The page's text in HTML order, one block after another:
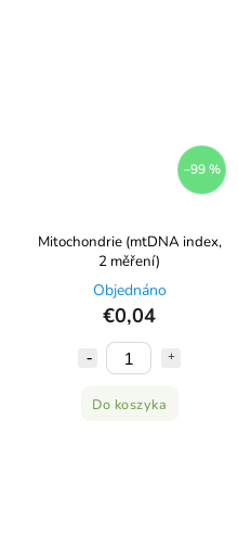
–99 %
Mitochondrie (mtDNA index,
2 měření)
Objednáno
€0,04
Do koszyka